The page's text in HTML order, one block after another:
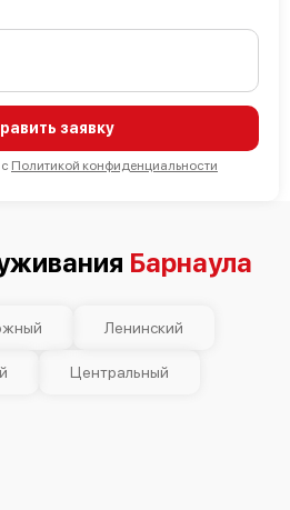
заявку
Политикой конфиденциальности
Барнаула
Ленинский
Центральный